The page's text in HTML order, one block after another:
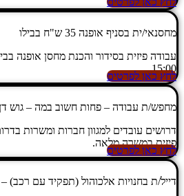
מחסנאי/ית בסניף אופנה 35 ש"ח בבילו
15:00.
לחץ כאן לפרטים
מחפש/ת עבודה – פחות חשוב במה – גוש דן
דרושים עובדים למגוון חברות ומשרות
פיזית במשרה מלאה.
לחץ כאן לפרטים
דייל/ת בחנויות אלכוהול (תפקיד עם רכב)